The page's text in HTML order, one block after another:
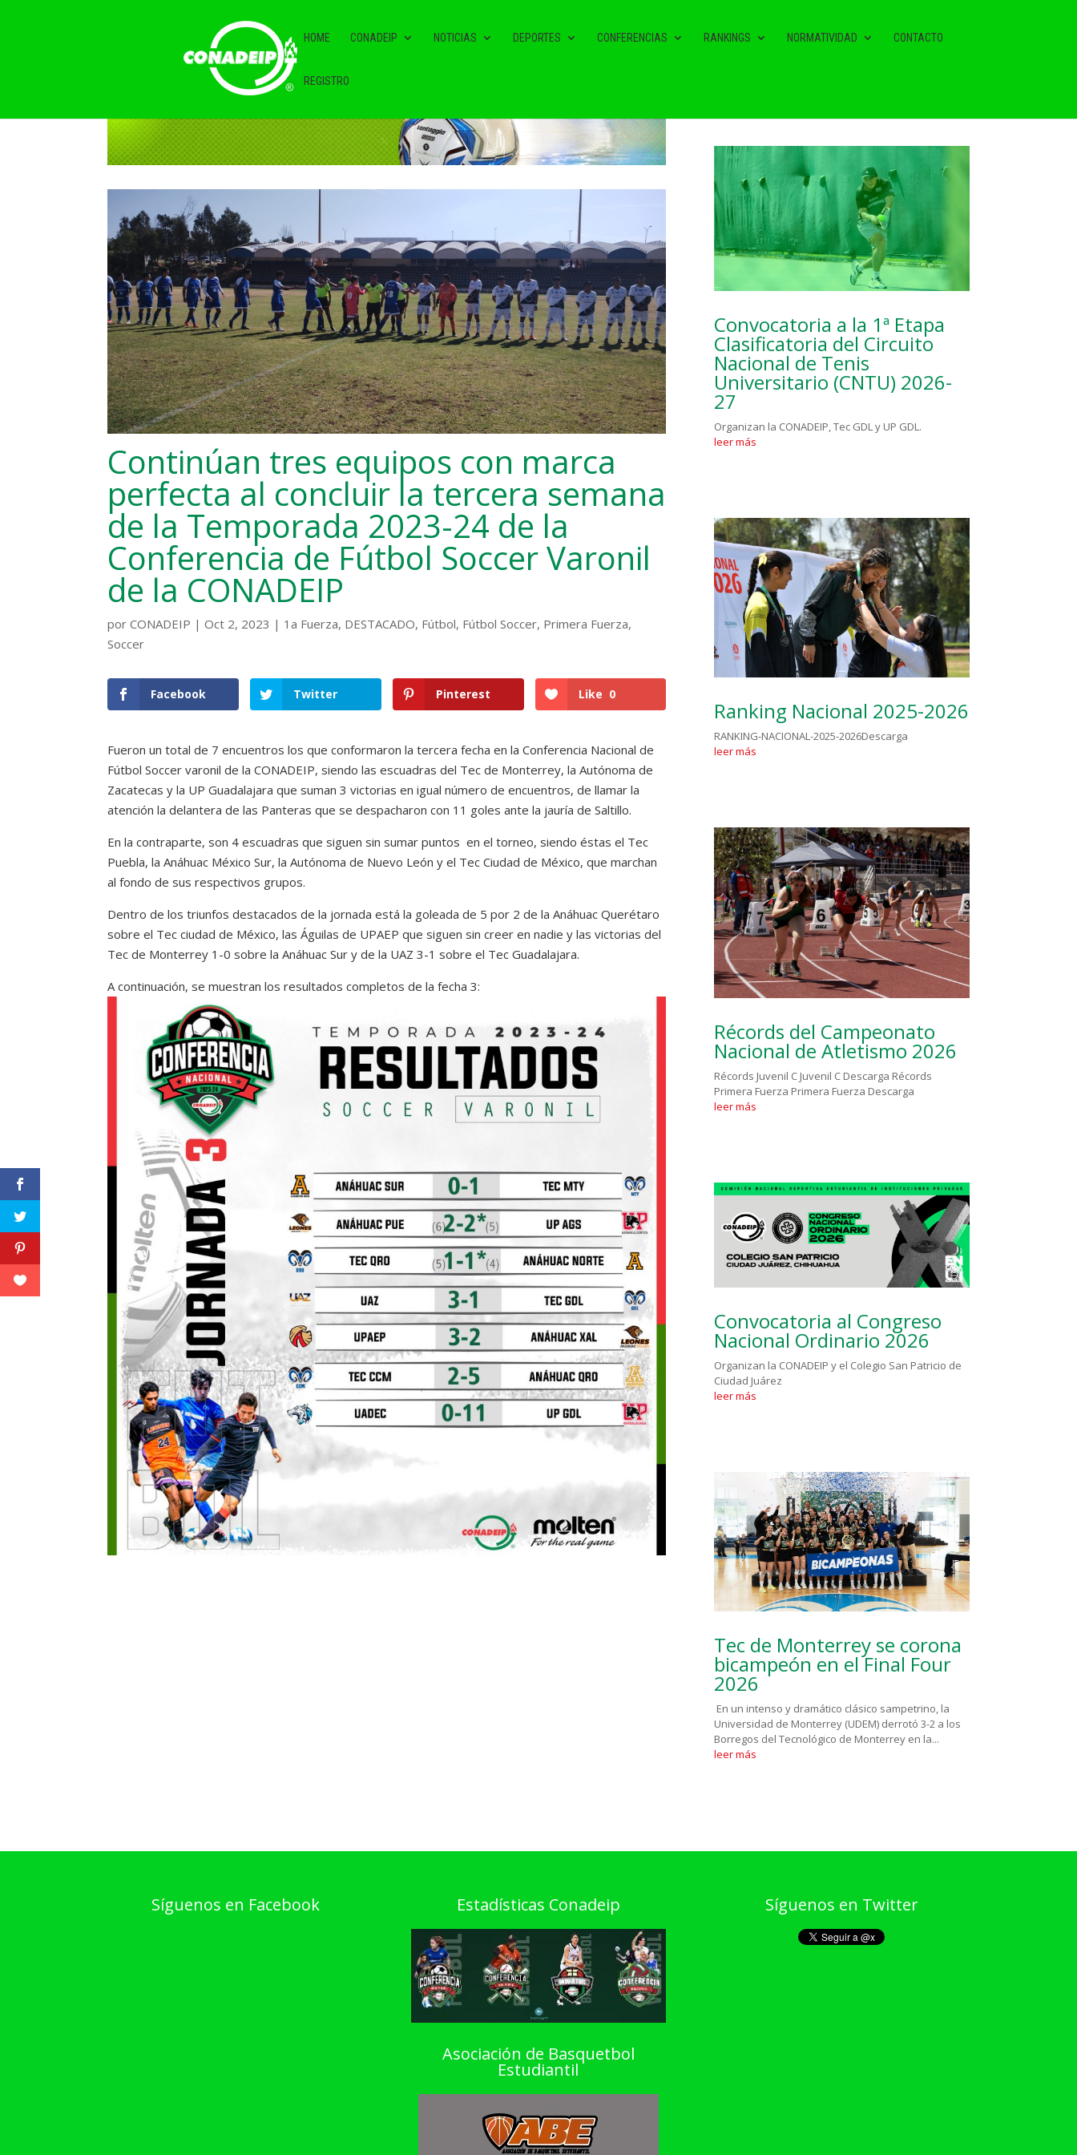
HOME CONADEIP NOTICIAS DEPORTES CONFERENCIAS RANKINGS NORMATIVIDAD CONTACTO
REGISTRO
Continúan tres equipos con marca
perfecta al concluir la tercera semana
de la Temporada 2023-24 de la
Conferencia de Fútbol Soccer Varonil
de la CONADEIP
porCONADEIP |Oct 2, 2023 | 1a Fuerza, DESTACADO, Fútbol, Fútbol Soccer, Primera Fuerza,
Soccer
Facebook Twitter Pinterest Like 0
Fueron un total de 7 encuentros los que conformaron la tercera fecha en la Conferencia Nacional de
Fútbol Soccer varonil de la CONADEIP, siendo las escuadras del Tec de Monterrey, la Autónoma de
Zacatecas y la UP Guadalajara que suman 3 victorias en igual número de encuentros, de llamar la
atención la delantera de las Panteras que se despacharon con 11 goles ante la jauría de Saltillo.
En la contraparte, son 4 escuadras que siguen sin sumar puntos en el torneo, siendo éstas el Tec
Puebla, la Anáhuac México Sur, la Autónoma de Nuevo León y el Tec Ciudad de México, que marchan
al fondo de sus respectivos grupos.
Dentro de los triunfos destacados de la jornada está la goleada de 5 por 2 de la Anáhuac Querétaro
sobre el Tec ciudad de México, las Águilas de UPAEP que siguen sin creer en nadie y las victorias del
Tec de Monterrey 1-0 sobre la Anáhuac Sur y de la UAZ 3-1 sobre el Tec Guadalajara.
A continuación, se muestran los resultados completos de la fecha 3:
Convocatoria a la 1ª Etapa
Clasificatoria del Circuito
Nacional de Tenis
Universitario (CNTU) 2026-
27
Organizan la CONADEIP, Tec GDL y UP GDL.
leer más
Ranking Nacional 2025-2026
RANKING-NACIONAL-2025-2026Descarga
leer más
Récords del Campeonato
Nacional de Atletismo 2026
Récords Juvenil C Juvenil C Descarga Récords
Primera Fuerza Primera Fuerza Descarga
leer más
Convocatoria al Congreso
Nacional Ordinario 2026
Organizan la CONADEIP y el Colegio San Patricio de
Ciudad Juárez
leer más
Tec de Monterrey se corona
bicampeón en el Final Four
2026
En un intenso y dramático clásico sampetrino, la
Universidad de Monterrey (UDEM) derrotó 3-2 a los
Borregos del Tecnológico de Monterrey en la...
leer más
Síguenos en Facebook Estadísticas Conadeip
Asociación de Basquetbol
Estudiantil
Síguenos en Twitter